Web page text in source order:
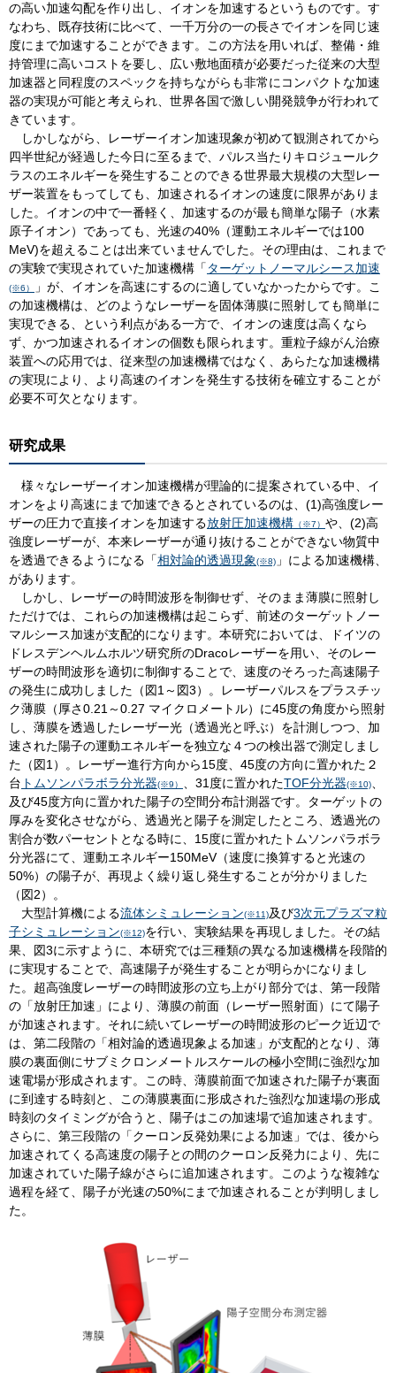
の高い加速勾配を作り出し、イオンを加速するというものです。す
なわち、既存技術に比べて、一千万分の一の長さでイオンを同じ速
度にまで加速することができます。この方法を用いれば、整備・維
持管理に高いコストを要し、広い敷地面積が必要だった従来の大型
加速器と同程度のスペックを持ちながらも非常にコンパクトな加速
器の実現が可能と考えられ、世界各国で激しい開発競争が行われて
きています。
しかしながら、レーザーイオン加速現象が初めて観測されてから
四半世紀が経過した今日に至るまで、パルス当たりキロジュールク
ラスのエネルギーを発生することのできる世界最大規模の大型レー
ザー装置をもってしても、加速されるイオンの速度に限界がありま
した。イオンの中で一番軽く、加速するのが最も簡単な陽子（水素
原子イオン）であっても、光速の40%（運動エネルギーでは100
MeV)を超えることは出来ていませんでした。その理由は、これまで
の実験で実現されていた加速機構「ターゲットノーマルシース加速
(※6）
」が、イオンを高速にするのに適していなかったからです。こ
の加速機構は、どのようなレーザーを固体薄膜に照射しても簡単に
実現できる、という利点がある一方で、イオンの速度は高くなら
ず、かつ加速されるイオンの個数も限られます。重粒子線がん治療
装置への応用では、従来型の加速機構ではなく、あらたな加速機構
の実現により、より高速のイオンを発生する技術を確立することが
必要不可欠となります。
研究成果
様々なレーザーイオン加速機構が理論的に提案されている中、イ
オンをより高速にまで加速できるとされているのは、(1)高強度レー
ザーの圧力で直接イオンを加速する放射圧加速機構 （※7） や、(2)高
強度レーザーが、本来レーザーが通り抜けることができない物質中
を透過できるようになる「相対論的透過現象(※8) 」による加速機構、
があります。
しかし、レーザーの時間波形を制御せず、そのまま薄膜に照射し
ただけでは、これらの加速機構は起こらず、前述のターゲットノー
マルシース加速が支配的になります。本研究においては、ドイツの
ドレスデンヘルムホルツ研究所のDracoレーザーを用い、そのレー
ザーの時間波形を適切に制御することで、速度のそろった高速陽子
の発生に成功しました（図1～図3）。レーザーパルスをプラスチッ
ク薄膜（厚さ0.21～0.27 マイクロメートル）に45度の角度から照射
し、薄膜を透過したレーザー光（透過光と呼ぶ）を計測しつつ、加
速された陽子の運動エネルギーを独立な４つの検出器で測定しまし
た（図1）。レーザー進行方向から15度、45度の方向に置かれた２
台 トムソンパラボラ分光器(※9） 、31度に置かれたTOF分光器(※10)
及び45度方向に置かれた陽子の空間分布計測器です。ターゲットの
厚みを変化させながら、透過光と陽子を測定したところ、透過光の
割合が数パーセントとなる時に、15度に置かれたトムソンパラボラ
分光器にて、運動エネルギー150MeV（速度に換算すると光速の
50%）の陽子が、再現よく繰り返し発生することが分かりました
（図2）。
大型計算機による流体シミュレーション(※11)及び3次元プラズマ粒
子シミュレーション(※12)を行い、実験結果を再現しました。その結
果、図3に示すように、本研究では三種類の異なる加速機構を段階的
に実現することで、高速陽子が発生することが明らかになりまし
た。超高強度レーザーの時間波形の立ち上がり部分では、第一段階
の「放射圧加速」により、薄膜の前面（レーザー照射面）にて陽子
が加速されます。それに続いてレーザーの時間波形のピーク近辺で
は、第二段階の「相対論的透過現象よる加速」が支配的となり、薄
膜の裏面側にサブミクロンメートルスケールの極小空間に強烈な加
速電場が形成されます。この時、薄膜前面で加速された陽子が裏面
に到達する時刻と、この薄膜裏面に形成された強烈な加速場の形成
時刻のタイミングが合うと、陽子はこの加速場で追加速されます。
さらに、第三段階の「クーロン反発効果による加速」では、後から
加速されてくる高速度の陽子との間のクーロン反発力により、先に
加速されていた陽子線がさらに追加速されます。このような複雑な
過程を経て、陽子が光速の50%にまで加速されることが判明しまし
た。